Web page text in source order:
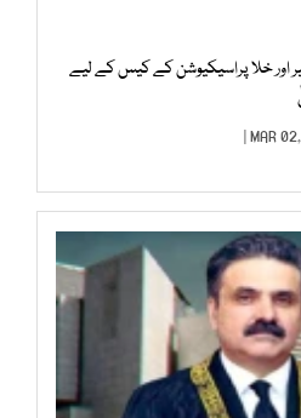
اور خلا پراسیکیوشن کے کیس کے لیے